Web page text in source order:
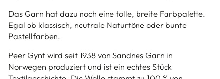
Das Garn hat dazu noch eine tolle, breite Farbpalette.
Egal ob klassisch, neutrale Naturtöne oder bunte
Pastellfarben.
Peer Gynt wird seit 1938 von Sandnes Garn in
Norwegen produziert und ist ein echtes Stück